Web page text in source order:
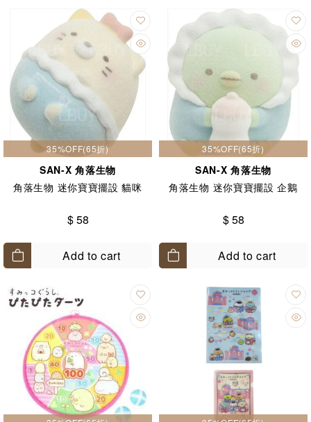
35%OFF(65折)
SAN-X 角落生物
角落生物 迷你寶寶擺設 貓咪
$ 58
Add to cart
35%OFF(65折)
SAN-X 角落生物
角落生物 迷你寶寶擺設 企鵝
$ 58
Add to cart